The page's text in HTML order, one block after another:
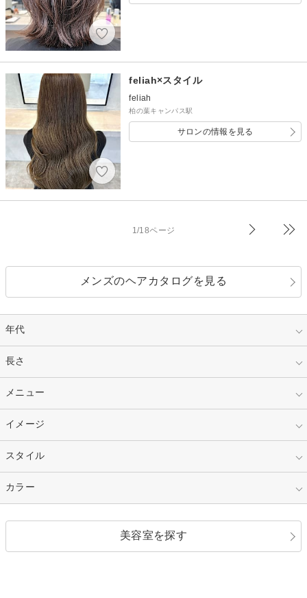
feliah×スタイル
feliah
柏の葉キャンパス駅
サロンの情報を見る
1/18ページ
メンズのヘアカタログを見る
年代
指定なし
10代
30代
長さ
指定なし
ショート
セミロング
メニュー
指定なし
カラー
縮毛矯正
イメージ
指定なし
キュート
ストリート
スタイル
指定なし
カラー
美容室を探す